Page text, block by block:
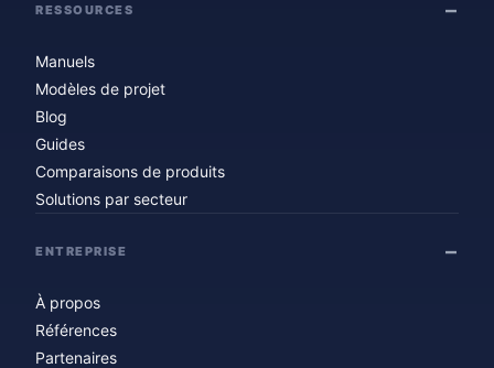
RESSOURCES
Manuels
Modèles de projet
Blog
Guides
Comparaisons de produits
Solutions par secteur
ENTREPRISE
À propos
Références
Partenaires